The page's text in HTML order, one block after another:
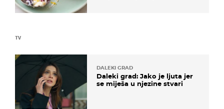
TV
DALEKI GRAD
Daleki grad: Jako je ljuta jer
se miješa u njezine stvari